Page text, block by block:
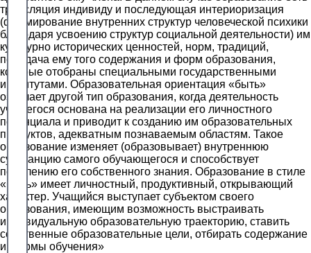
трансляция индивиду и последующая интериоризация
(формирование внутренних структур человеческой психики
благодаря усвоению структур социальной деятельности) им
культурно исторических ценностей, норм, традиций,
передача ему того содержания и форм образования,
которые отобраны специальными государственными
институтами. Образовательная ориентация «быть»
означает другой тип образования, когда деятельность
учащегося основана на реализации его личностного
потенциала и приводит к созданию им образовательных
продуктов, адекватным познаваемым областям. Такое
образование изменяет (образовывает) внутреннюю
субстанцию самого обучающегося и способствует
появлению его собственного знания. Образование в стиле
«быть» имеет личностный, продуктивный, открывающий
характер. Учащийся выступает субъектом своего
образования, имеющим возможность выстраивать
индивидуальную образовательную траекторию, ставить
собственные образовательные цели, отбирать содержание
и формы обучения»